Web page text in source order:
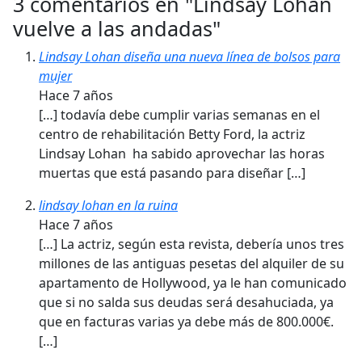
vuelve a las andadas"
Lindsay Lohan diseña una nueva línea de bolsos para
mujer
Hace 7 años
[…] todavía debe cumplir varias semanas en el
centro de rehabilitación Betty Ford, la actriz
Lindsay Lohan ha sabido aprovechar las horas
muertas que está pasando para diseñar […]
lindsay lohan en la ruina
Hace 7 años
[…] La actriz, según esta revista, debería unos tres
millones de las antiguas pesetas del alquiler de su
apartamento de Hollywood, ya le han comunicado
que si no salda sus deudas será desahuciada, ya
que en facturas varias ya debe más de 800.000€.
[…]